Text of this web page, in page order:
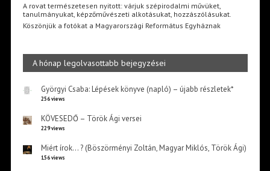
A rovat természetesen nyitott: várjuk szépirodalmi művüket,
tanulmányukat, képzőművészeti alkotásukat, hozzászólásukat.
Köszönjük a fotókat a Magyarországi Református Egyháznak
A hónap legolvasottabb bejegyzései
Györgyi Csaba: Lépések könyve (napló) – újabb részletek*
256 views
KÖVESEDŐ – Török Ági versei
229 views
Miért írok… ? (Böszörményi Zoltán, Magyar Miklós, Török Ági)
156 views